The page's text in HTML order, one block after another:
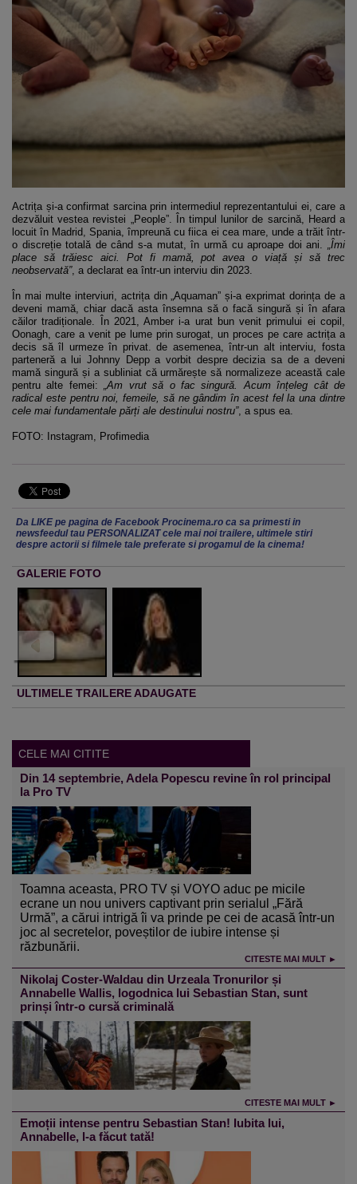
Actrița și-a confirmat sarcina prin intermediul reprezentantului ei, care a
dezvăluit vestea revistei „People”. În timpul lunilor de sarcină, Heard a
locuit în Madrid, Spania, împreună cu fiica ei cea mare, unde a trăit într-
o discreție totală de când s-a mutat, în urmă cu aproape doi ani.
„Îmi
place să trăiesc aici. Pot fi mamă, pot avea o viață și să trec
neobservată”, a declarat ea într-un interviu din 2023.
În mai multe interviuri, actrița din „Aquaman” și-a exprimat dorința de a
deveni mamă, chiar dacă asta însemna să o facă singură și în afara
căilor tradiționale. În 2021, Amber i-a urat bun venit primului ei copil,
Oonagh, care a venit pe lume prin surogat, un proces pe care actrița a
decis să îl urmeze în privat. de asemenea, într-un alt interviu, fosta
parteneră a lui Johnny Depp a vorbit despre decizia sa de a deveni
mamă singură și a subliniat că urmărește să normalizeze această cale
pentru alte femei:
„Am vrut să o fac singură. Acum înțeleg cât de
radical este pentru noi, femeile, să ne gândim în acest fel la una dintre
cele mai fundamentale părți ale destinului nostru”, a spus ea.
FOTO: Instagram, Profimedia
Da LIKE pe pagina de Facebook Procinema.ro ca sa primesti in
newsfeedul tau PERSONALIZAT cele mai noi trailere, ultimele stiri
despre actorii si filmele tale preferate si progamul de la cinema!
GALERIE FOTO
ULTIMELE TRAILERE ADAUGATE
CELE MAI CITITE
Din 14 septembrie, Adela Popescu revine în rol principal
la Pro TV
Toamna aceasta, PRO TV și VOYO aduc pe micile
ecrane un nou univers captivant prin serialul „Fără
Urmă”, a cărui intrigă îi va prinde pe cei de acasă într-un
joc al secretelor, poveștilor de iubire intense și
răzbunării.
CITESTE MAI MULT ►
Nikolaj Coster-Waldau din Urzeala Tronurilor și
Annabelle Wallis, logodnica lui Sebastian Stan, sunt
prinși într-o cursă criminală
CITESTE MAI MULT ►
Emoții intense pentru Sebastian Stan! Iubita lui,
Annabelle, l-a făcut tată!